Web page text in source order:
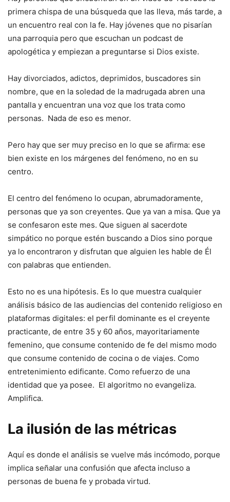
primera chispa de una búsqueda que las lleva, más tarde, a
un encuentro real con la fe. Hay jóvenes que no pisarían
una parroquia pero que escuchan un podcast de
apologética y empiezan a preguntarse si Dios existe.
Hay divorciados, adictos, deprimidos, buscadores sin
nombre, que en la soledad de la madrugada abren una
pantalla y encuentran una voz que los trata como
personas. Nada de eso es menor.
Pero hay que ser muy preciso en lo que se afirma: ese
bien existe en los márgenes del fenómeno, no en su
centro.
El centro del fenómeno lo ocupan, abrumadoramente,
personas que ya son creyentes. Que ya van a misa. Que ya
se confesaron este mes. Que siguen al sacerdote
simpático no porque estén buscando a Dios sino porque
ya lo encontraron y disfrutan que alguien les hable de Él
con palabras que entienden.
Esto no es una hipótesis. Es lo que muestra cualquier
análisis básico de las audiencias del contenido religioso en
plataformas digitales: el perfil dominante es el creyente
practicante, de entre 35 y 60 años, mayoritariamente
femenino, que consume contenido de fe del mismo modo
que consume contenido de cocina o de viajes. Como
entretenimiento edificante. Como refuerzo de una
identidad que ya posee. El algoritmo no evangeliza.
Amplifica.
La ilusión de las métricas
Aquí es donde el análisis se vuelve más incómodo, porque
implica señalar una confusión que afecta incluso a
personas de buena fe y probada virtud.